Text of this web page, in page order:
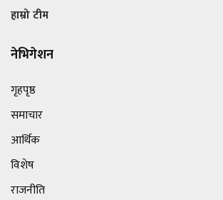
हाम्रो टीम
नेभिगेशन
गृहपृष्ठ
समाचार
आर्थिक
विशेष
राजनीति